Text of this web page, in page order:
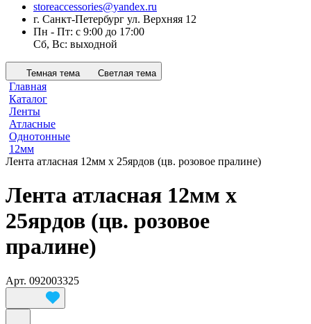
storeaccessories@yandex.ru
г. Санкт-Петербург ул. Верхняя 12
Пн - Пт: с 9:00 до 17:00
Сб, Вс: выходной
Темная тема Светлая тема
Главная
Каталог
Ленты
Атласные
Однотонные
12мм
Лента атласная 12мм х 25ярдов (цв. розовое пралине)
Лента атласная 12мм х
25ярдов (цв. розовое
пралине)
Арт. 092003325